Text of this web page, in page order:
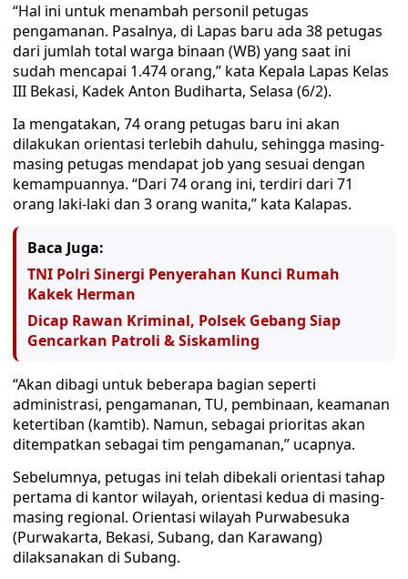
“Hal ini untuk menambah personil petugas
pengamanan. Pasalnya, di Lapas baru ada 38 petugas
dari jumlah total warga binaan (WB) yang saat ini
sudah mencapai 1.474 orang,” kata Kepala Lapas Kelas
III Bekasi, Kadek Anton Budiharta, Selasa (6/2).
Ia mengatakan, 74 orang petugas baru ini akan
dilakukan orientasi terlebih dahulu, sehingga masing-
masing petugas mendapat job yang sesuai dengan
kemampuannya. “Dari 74 orang ini, terdiri dari 71
orang laki-laki dan 3 orang wanita,” kata Kalapas.
Baca Juga:
TNI Polri Sinergi Penyerahan Kunci Rumah
Kakek Herman
Dicap Rawan Kriminal, Polsek Gebang Siap
Gencarkan Patroli & Siskamling
“Akan dibagi untuk beberapa bagian seperti
administrasi, pengamanan, TU, pembinaan, keamanan
ketertiban (kamtib). Namun, sebagai prioritas akan
ditempatkan sebagai tim pengamanan,” ucapnya.
Sebelumnya, petugas ini telah dibekali orientasi tahap
pertama di kantor wilayah, orientasi kedua di masing-
masing regional. Orientasi wilayah Purwabesuka
(Purwakarta, Bekasi, Subang, dan Karawang)
dilaksanakan di Subang.